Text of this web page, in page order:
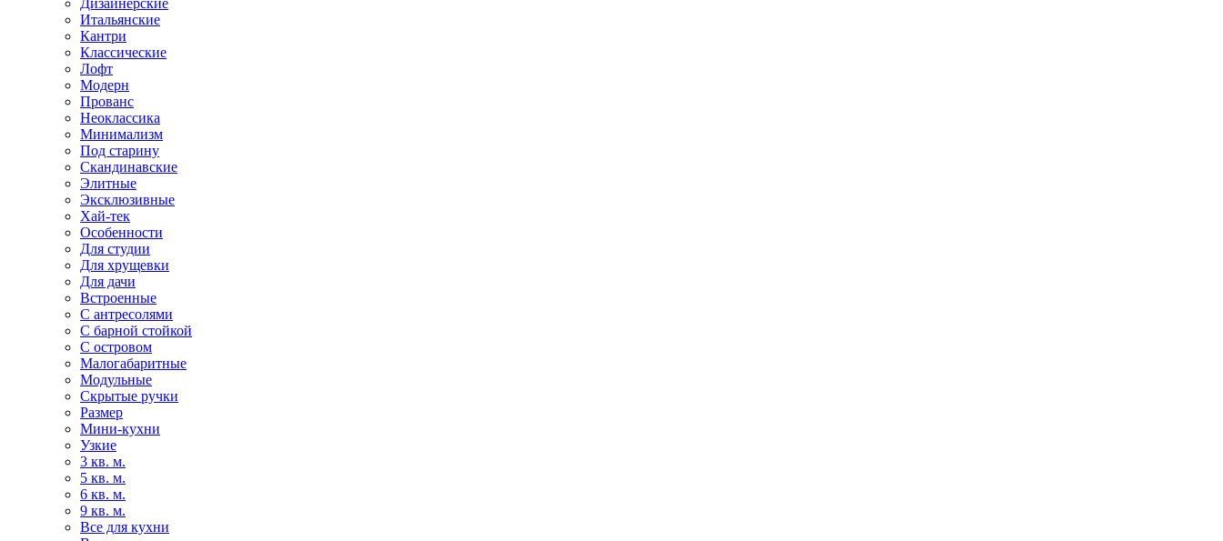
Итальянские
Кантри
Классические
Лофт
Модерн
Прованс
Неоклассика
Минимализм
Под старину
Скандинавские
Элитные
Эксклюзивные
Хай-тек
Особенности
Для студии
Для хрущевки
Для дачи
Встроенные
С антресолями
С барной стойкой
С островом
Малогабаритные
Модульные
Скрытые ручки
Размер
Мини-кухни
Узкие
3 кв. м.
5 кв. м.
6 кв. м.
9 кв. м.
Все для кухни